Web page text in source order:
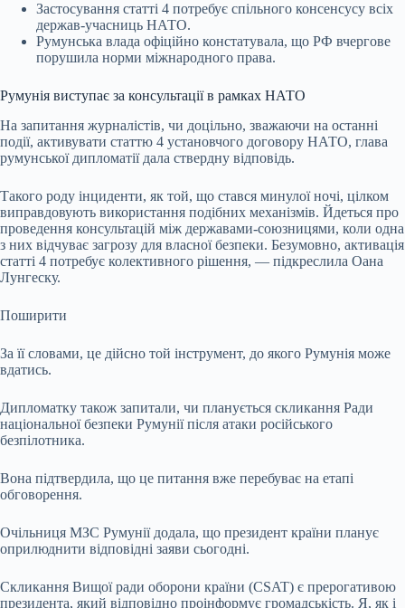
Застосування статті 4 потребує спільного консенсусу всіх
держав-учасниць НАТО.
Румунська влада офіційно констатувала, що РФ вчергове
порушила норми міжнародного права.
Румунія виступає за консультації в рамках НАТО
На запитання журналістів, чи доцільно, зважаючи на останні
події, активувати статтю 4 установчого договору НАТО, глава
румунської дипломатії дала ствердну відповідь.
Такого роду інциденти, як той, що стався минулої ночі, цілком
виправдовують використання подібних механізмів. Йдеться про
проведення консультацій між державами-союзницями, коли одна
з них відчуває загрозу для власної безпеки. Безумовно, активація
статті 4 потребує колективного рішення, — підкреслила Оана
Лунгeску.
Поширити
За її словами, це дійсно той інструмент, до якого Румунія може
вдатись.
Дипломатку також запитали, чи планується скликання Ради
національної безпеки Румунії після атаки російського
безпілотника.
Вона підтвердила, що це питання вже перебуває на етапі
обговорення.
Очільниця МЗС Румунії додала, що президент країни планує
оприлюднити відповідні заяви сьогодні.
Скликання Вищої ради оборони країни (CSAT) є прерогативою
президента, який відповідно проінформує громадськість. Я, як і